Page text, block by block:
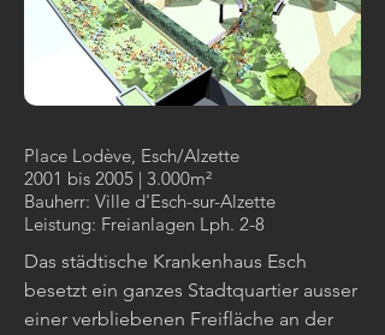
Place Lodève, Esch/Alzette
2001 bis 2005 | 3.000m²
Bauherr: Ville d'Esch-sur-Alzette
Leistung: Freianlagen Lph. 2-8
Das städtische Krankenhaus Esch
besetzt ein ganzes Stadtquartier ausser
einer verbliebenen Freifläche an der